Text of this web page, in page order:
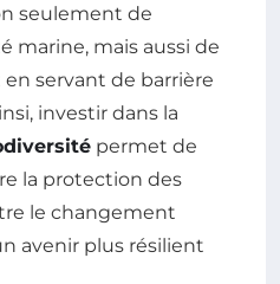
seulement de
marine, mais aussi de
servant de barrière
investir dans la
permet de
la protection des
le changement
avenir plus résilient